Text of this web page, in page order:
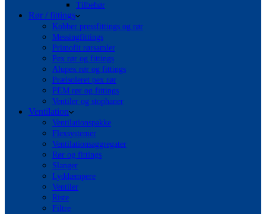
Tilbehør
Rør / fittings
Kobber pressfittings og rør
Messingfittings
Primofit rørsamler
Pex rør og fittings
Alupex rør og fittings
Præisoleret pex rør
PEM rør og fittings
Ventiler og stophaner
Ventilation
Ventilationspakke
Flexsystemer
Ventilationsaggregater
Rør og fittings
Slanger
Lyddæmpere
Ventiler
Riste
Filtre